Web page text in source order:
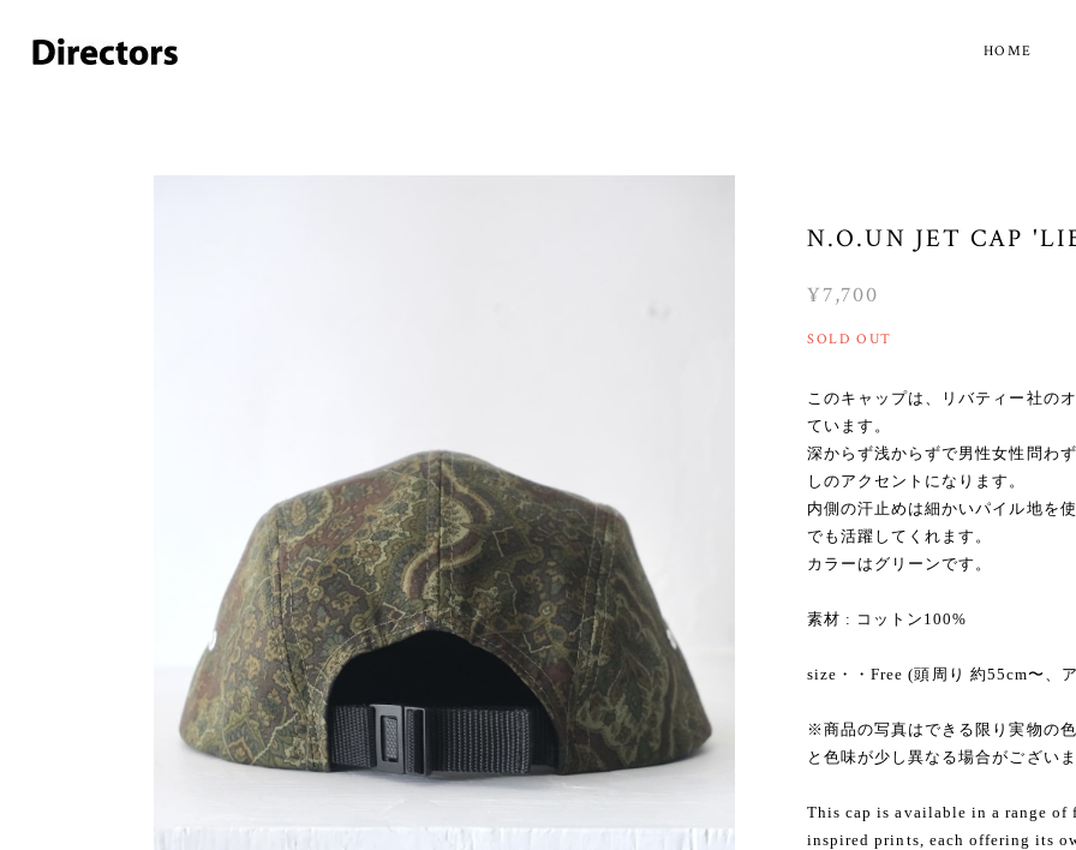
HOME
N.O.UN JET CAP
¥7,700
SOLD OUT
このキャップは、リバティー社の
ています。
深からず浅からずで男性女性問わ
しのアクセントになります。
内側の汗止めは細かいパイル地を
でも活躍してくれます。
カラーはグリーンです。
素材 : コットン100%
size・・Free (頭周り 約55cm〜、
※商品の写真はできる限り実物の
と色味が少し異なる場合がございま
This cap is available in a range
inspired prints, each offering its